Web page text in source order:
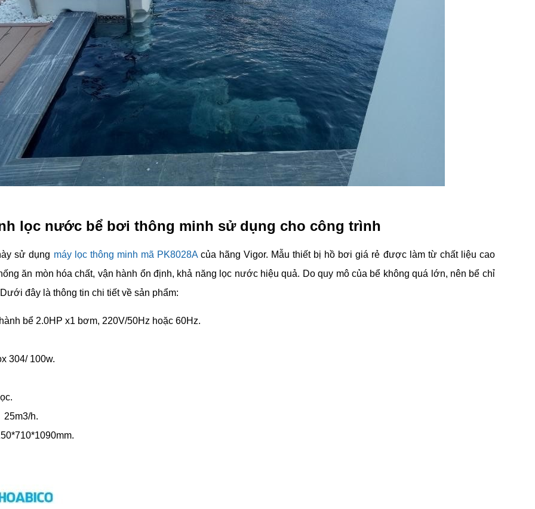
lọc nước bể bơi thông minh sử dụng cho công trình
sử dụng máy lọc thông minh mã PK8028Acủa hãng Vigor. Mẫu thiết bị hồ bơi giá rẻ được làm từ chất liệu cao
ăn mòn hóa chất, vận hành ổn định, khả năng lọc nước hiệu quả. Do quy mô của bể không quá lớn, nên bể chỉ
đây là thông tin chi tiết về sản phẩm:
bể 2.0HP x1 bơm, 220V/50Hz hoặc 60Hz.
304/ 100w.
25m3/h.